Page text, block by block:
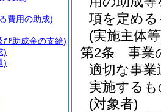
項を定め
(実施主体
第2条
事業
適切な事
実施する
(対象者)
費用の助成)
び助成金の支給)
)
)